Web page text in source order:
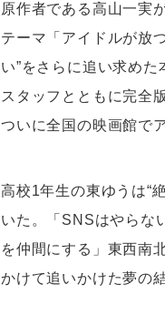
原作者である高山一実
テーマ「アイドルが放
い”をさらに追い求め
スタッフとともに完全
ついに全国の映画館で
高校1年生の東ゆうは“
いた。「SNSはやらな
を仲間にする」東西南
かけて追いかけた夢の